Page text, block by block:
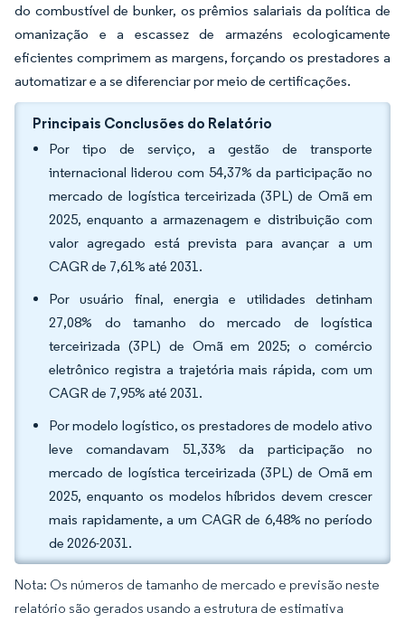
do combustível de bunker, os prêmios salariais da política de
omanização e a escassez de armazéns ecologicamente
eficientes comprimem as margens, forçando os prestadores a
automatizar e a se diferenciar por meio de certificações.
Principais Conclusões do Relatório
Por tipo de serviço, a gestão de transporte
internacional liderou com 54,37% da participação no
mercado de logística terceirizada (3PL) de Omã em
2025, enquanto a armazenagem e distribuição com
valor agregado está prevista para avançar a um
CAGR de 7,61% até 2031.
Por usuário final, energia e utilidades detinham
27,08% do tamanho do mercado de logística
terceirizada (3PL) de Omã em 2025; o comércio
eletrônico registra a trajetória mais rápida, com um
CAGR de 7,95% até 2031.
Por modelo logístico, os prestadores de modelo ativo
leve comandavam 51,33% da participação no
mercado de logística terceirizada (3PL) de Omã em
2025, enquanto os modelos híbridos devem crescer
mais rapidamente, a um CAGR de 6,48% no período
de 2026-2031.
Nota: Os números de tamanho de mercado e previsão neste
relatório são gerados usando a estrutura de estimativa